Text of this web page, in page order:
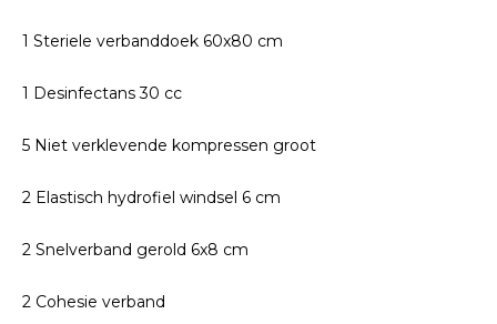
1 Steriele verbanddoek 60x80 cm
1 Desinfectans 30 cc
5 Niet verklevende kompressen groot
2 Elastisch hydrofiel windsel 6 cm
2 Snelverband gerold 6x8 cm
2 Cohesie verband